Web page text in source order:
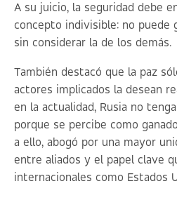
A su juicio, la seguridad debe
concepto indivisible: no puede
sin considerar la de los demás.
También destacó que la paz
actores implicados la desean
en la actualidad, Rusia no
porque se percibe como
a ello, abogó por una mayor
entre aliados y el papel clave
internacionales como Estados